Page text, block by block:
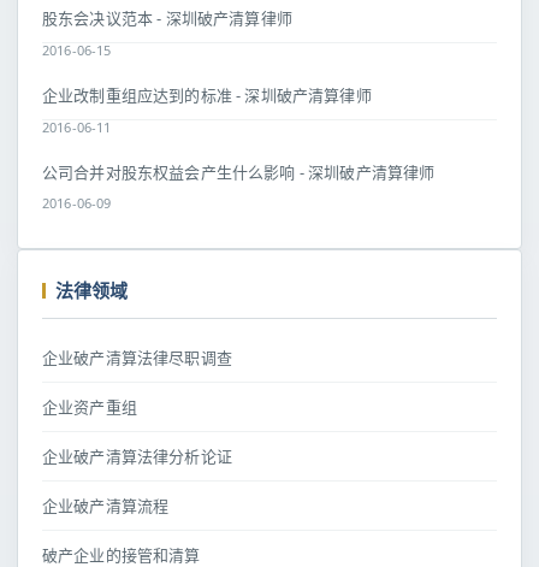
股东会决议范本 - 深圳破产清算律师
2016-06-15
企业改制重组应达到的标准 - 深圳破产清算律师
2016-06-11
公司合并对股东权益会产生什么影响 - 深圳破产清算律师
2016-06-09
法律领域
企业破产清算法律尽职调查
企业资产重组
企业破产清算法律分析论证
企业破产清算流程
破产企业的接管和清算